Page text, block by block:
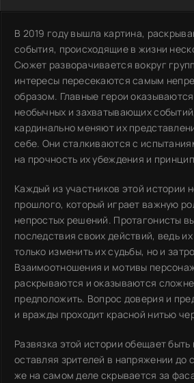
В 2019 году вышла картина,
события, происходящие в жизни
Сюжет разворачивается вокруг
интересы пересекаются самым
образом. Главные герои
необычных и захватывающих
кардинально меняют их
себе. Они сталкиваются с
на прочность их убеждения и
Каждый из участников этой истории
прошлого, который играет важную
непростых решений. Протагонисты
последствия своих действий, ведь
только изменить их судьбы, но и
Взаимоотношения и мотивы
раскрываются и оказываются
предположить. Вопрос доверия и
и вражды проходит красной нитью
Развязка этой истории обещает
оставляя зрителей в напряжении до
же на самом деле скрывается за